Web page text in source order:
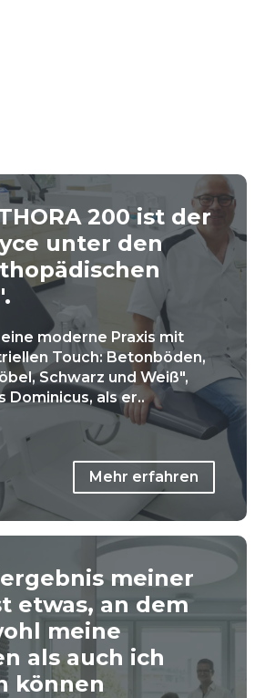
200 ist der
unter den
moderne Praxis mit
Touch: Betonböden,
Schwarz und Weiß",
Dominicus, als er..
Mehr erfahren
meiner
etwas, an dem
meine
als auch ich
können